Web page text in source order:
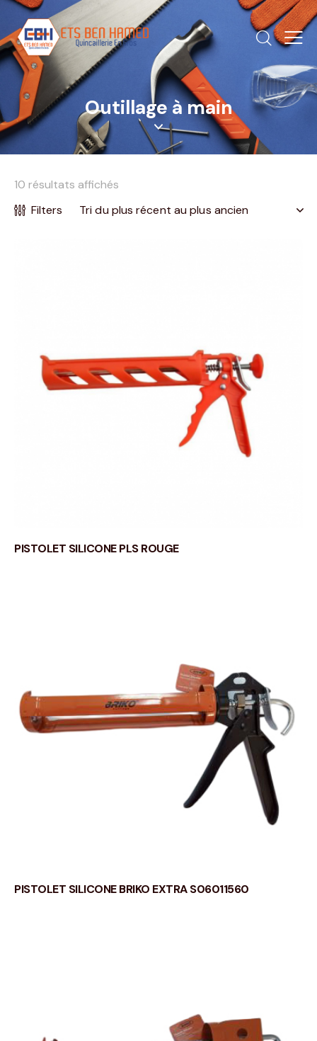
Outillage à main
10 résultats affichés
Filters
PISTOLET SILICONE PLS ROUGE
PISTOLET SILICONE BRIKO EXTRA S06011560